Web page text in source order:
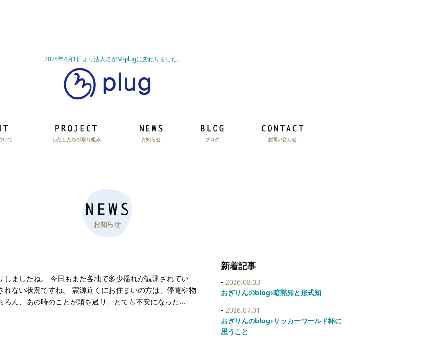
2025年4月1日より法人名がM-plugに変わりました。
いて わたしたちの取り組み お知らせ ブログ お問い合わせ
お知らせ
しましたね。 今日もまた各地で多少揺れが観測されてい
れない状況ですね。 震源近くにお住まいの方は、停電や物
ろん、あの時のことが頭を過り、とても不安になった...
新着記事
2026.08.03
おぎりんのblog♪暗黙知と形式知
2026.07.01
おぎりんのblog♪サッカーワールド杯に
思うこと